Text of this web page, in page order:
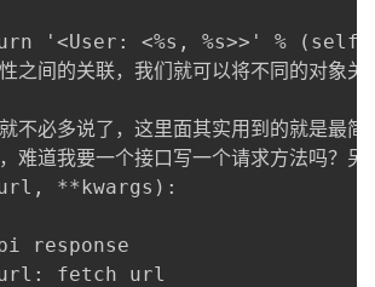
<%s, %s>>' %
之间的关联，我们就可以将不同的对象
不必多说了，这里面其实用到的就是最
难道我要一个接口写一个请求方法吗？
**kwargs):
response
fetch url